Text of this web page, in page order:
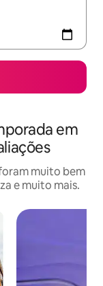
em
muito bem
e muito mais.